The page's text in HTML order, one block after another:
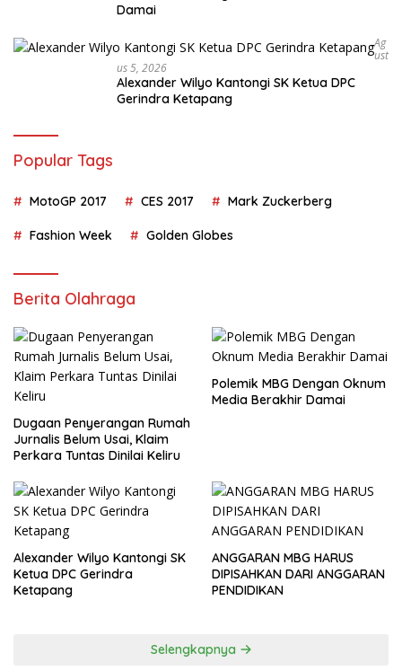
Damai
Ag
Ust
Us 5, 2026
Alexander Wilyo Kantongi SK Ketua DPC
Gerindra Ketapang
Popular Tags
MotoGP 2017 CES 2017 Mark Zuckerberg
Fashion Week Golden Globes
Berita Olahraga
Dugaan Penyerangan Rumah
Jurnalis Belum Usai, Klaim
Perkara Tuntas Dinilai Keliru
Polemik MBG Dengan Oknum
Media Berakhir Damai
Alexander Wilyo Kantongi SK
Ketua DPC Gerindra
Ketapang
ANGGARAN MBG HARUS
DIPISAHKAN DARI ANGGARAN
PENDIDIKAN
Selengkapnya